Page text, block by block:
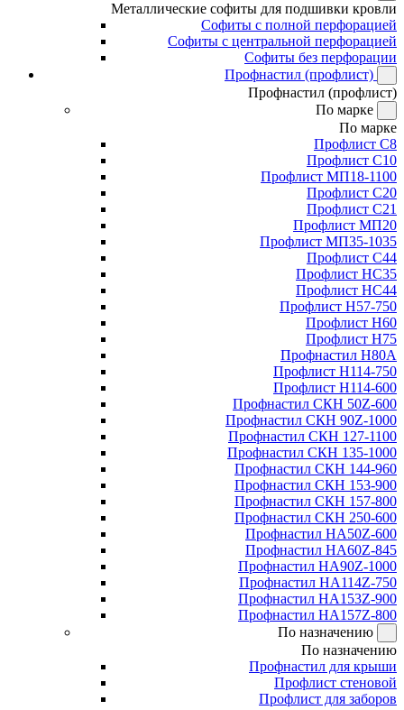
Металлические софиты для подшивки кровли
Софиты с полной перфорацией
Софиты с центральной перфорацией
Софиты без перфорации
Профнастил (профлист)
Профнастил (профлист)
По марке
По марке
Профлист С8
Профлист С10
Профлист МП18-1100
Профлист С20
Профлист С21
Профлист МП20
Профлист МП35-1035
Профлист С44
Профлист НС35
Профлист НС44
Профлист Н57-750
Профлист Н60
Профлист Н75
Профнастил Н80А
Профлист Н114-750
Профлист Н114-600
Профнастил СКН 50Z-600
Профнастил СКН 90Z-1000
Профнастил СКН 127-1100
Профнастил СКН 135-1000
Профнастил СКН 144-960
Профнастил СКН 153-900
Профнастил СКН 157-800
Профнастил СКН 250-600
Профнастил НА50Z-600
Профнастил НА60Z-845
Профнастил НА90Z-1000
Профнастил НА114Z-750
Профнастил НА153Z-900
Профнастил НА157Z-800
По назначению
По назначению
Профнастил для крыши
Профлист стеновой
Профлист для заборов